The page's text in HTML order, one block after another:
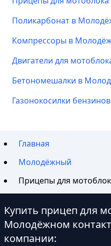
Поликарбонат в
Компрессоры в
Двигатели для
Бетономешалки в
Газонокосилки
Главная
Молодёжный
Прицепы для
Купить прицеп для
Молодёжном
компании: